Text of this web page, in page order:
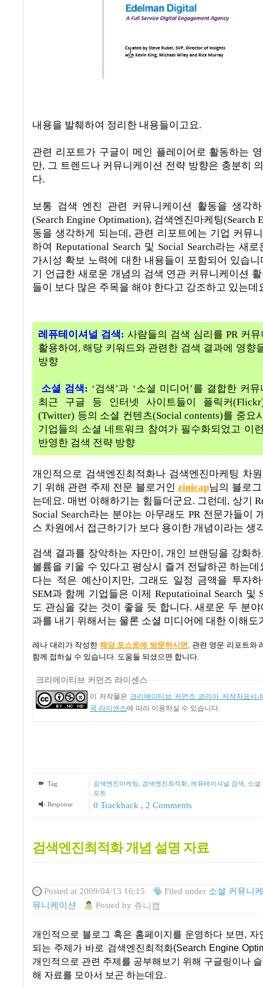
내용을 발췌하여 정리한 내용들이고요.
관련 리포트가 구글이 메인 플레이어로 활동하는
만, 그 트렌드나 커뮤니케이션 전략 방향은 충분히
다.
보통 검색 엔진 관련 커뮤니케이션 활동을 생각
(Search Engine Optimation), 검색엔진마케팅(Search
동을 생각하게 되는데, 관련 리포트에는 기업 커뮤
하여 Reputational Search 및 Social Search라는 새로
가시성 확보 노력에 대한 내용들이 포함되어 있습니
기 언급한 새로운 개념의 검색 연관 커뮤니케이션
들이 보다 많은 주목을 해야 한다고 강조하고 있는데
레퓨테이셔널 검색: 사람들의 검색 심리를 PR 커
활용하여,해당 키워드와 관련한 검색 결과에 영향
방향
소셜 검색: ‘검색’과 ‘소셜 미디어’를 결합한 커
최근 구글 등 인터넷 사이트들이 플릭커
(Twitter) 등의 소셜 컨텐츠(Social contents)를 중요
기업들의 소셜 네트워크 참여가 필수화되었고 이
반영한 검색 전략 방향
개인적으로 검색엔진최적화나 검색엔진마케팅 차
기 위해 관련 주제 전문 블로거인 zinicap님의 블로
는데요. 매번 이해하기는 힘들더군요. 그런데, 상기
Social Search라는 분야는 아무래도 PR 전문가들이
스 차원에서 접근하기가 보다 용이한 개념이라는 생
검색 결과를 장악하는 자만이, 개인 브랜딩을 강화
볼륨을 키울 수 있다고 평상시 즐겨 전달하곤 하는데
다는 적은 예산이지만, 그래도 일정 금액을 투자
SEM과 함께 기업들은 이제 Reputatioinal Search 및
도 관심을 갖는 것이 좋을 듯 합니다. 새로운 두 분
과를 내기 위해서는 물론 소셜 미디어에 대한 이해도
레나 대리가 작성한 해당 포스트에 방문하시면
관련 영문 리포트와
함께 접하실 수 있습니다 도움들 되셨으면 합니다
크리에이티브 커먼즈 라이센스
이 저작물은 크리에이티브 커먼즈 코리아 저작자표시-
국 라이센스에 따라 이용하실 수 있습니다.
Tag 검색엔진마케팅 검색엔진최적화, 레퓨테이셔널 검색
소셜
포트
Response
0 Trackback , 2 Comments
검색엔진최적화 개념 설명 자료
Posted at 2009/04/13 16:15 Filed under 소셜 커뮤니
뮤니케이션
Posted by 쥬니캡
개인적으로 블로그 혹은 홈페이지를 운영하다 보면, 자
되는 주제가 바로 검색엔진최적화(Search Engine
개인적으로 관련 주제를 공부해보기 위해 구글링이나
해 자료를 모아서 보곤 하는데요.